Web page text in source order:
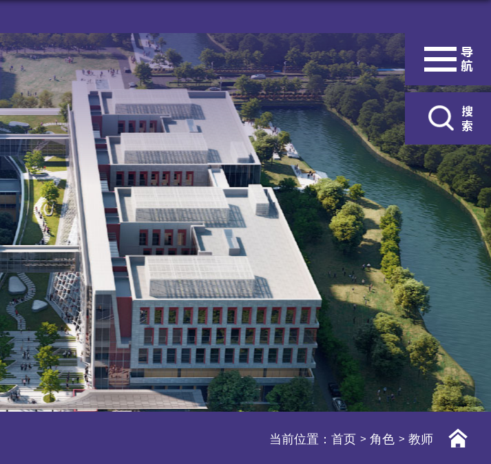
当前位置：首页 角色 教师